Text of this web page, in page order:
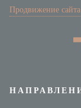
Продвижение сайта